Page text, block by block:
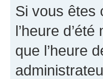
Si vous êtes
l’heure
que l’heure